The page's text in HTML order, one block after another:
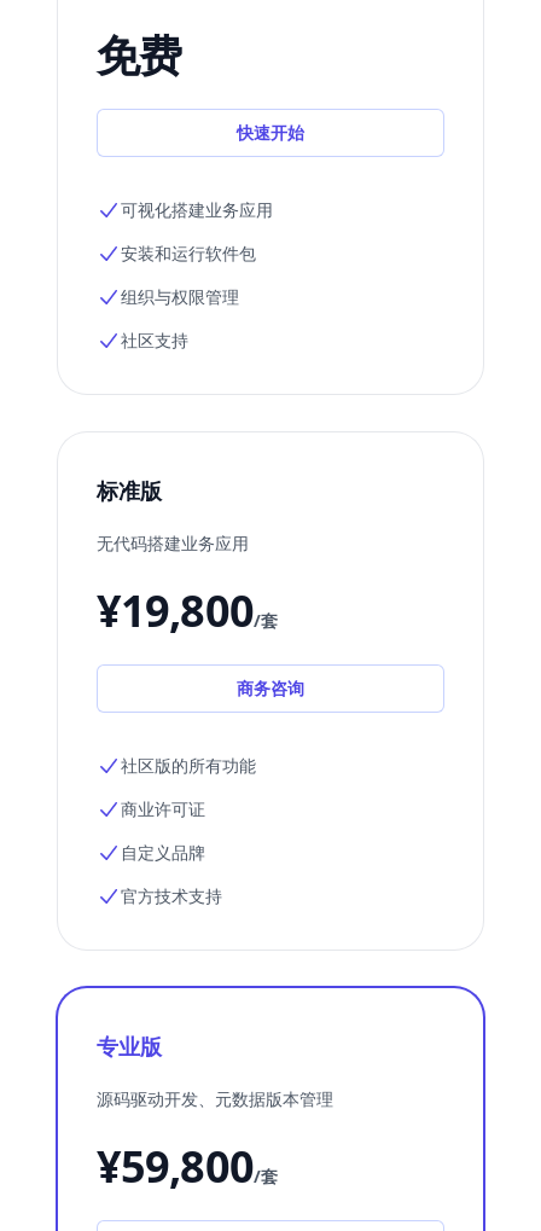
免费
快速开始
可视化搭建业务应用
安装和运行软件包
组织与权限管理
社区支持
标准版
无代码搭建业务应用
¥19,800/套
商务咨询
社区版的所有功能
商业许可证
自定义品牌
官方技术支持
专业版
源码驱动开发、元数据版本管理
¥59,800/套